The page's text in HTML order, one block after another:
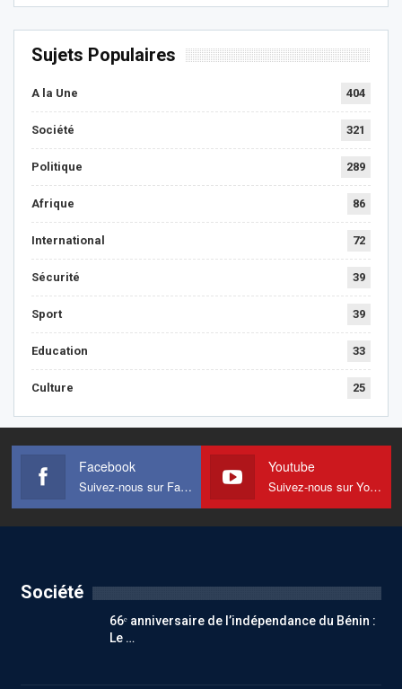
Sujets Populaires
A la Une 404
Société 321
Politique 289
Afrique 86
International 72
Sécurité 39
Sport 39
Education 33
Culture 25
Facebook
Suivez-nous sur Facebook
Youtube
Suivez-nous sur Youtube
Société
66ᵉ anniversaire de l’indépendance du Bénin :
Le …